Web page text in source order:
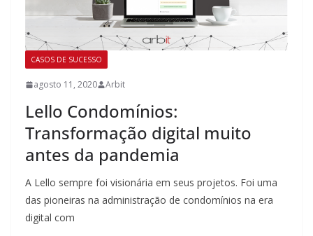
CASOS DE SUCESSO
agosto 11, 2020 Arbit
Lello Condomínios:
Transformação digital muito
antes da pandemia
A Lello sempre foi visionária em seus projetos. Foi uma
das pioneiras na administração de condomínios na era
digital com